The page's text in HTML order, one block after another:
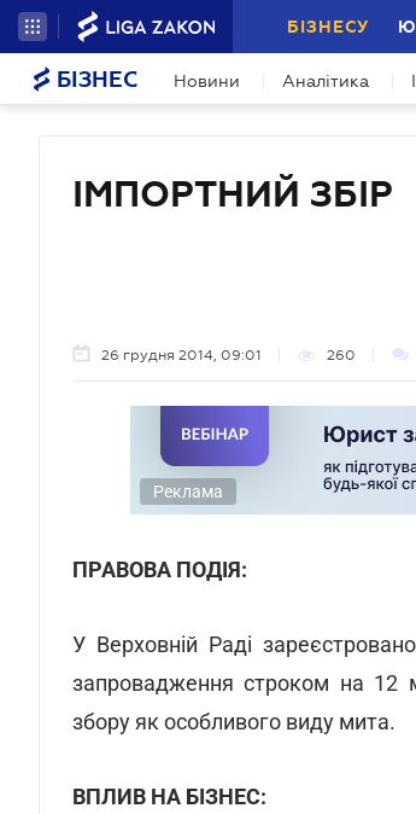
БІЗНЕСУ
БІЗНЕС Новини Аналітика
ІМПОРТНИЙ ЗБІР
26 грудня 2014, 09:01 260
Реклама
ПРАВОВА ПОДІЯ:
У Верховній Раді
запровадження строком на 12
збору як особливого виду мита.
ВПЛИВ НА БІЗНЕС: